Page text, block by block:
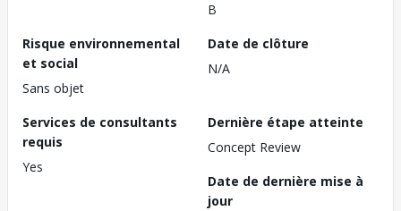
B
Risque environnemental
et social
Sans objet
Date de clôture
N/A
Services de consultants
requis
Yes
Dernière étape atteinte
Concept Review
Date de dernière mise à
jour